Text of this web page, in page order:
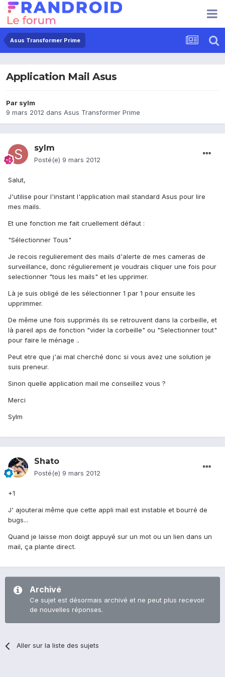
Asus Transformer Prime
Application Mail Asus
Par sylm
9 mars 2012 dans Asus Transformer Prime
sylm
Posté(e) 9 mars 2012
Salut,
J'utilise pour l'instant l'application mail standard Asus pour lire
mes mails.
Et une fonction me fait cruellement défaut :
"Sélectionner Tous"
Je recois regulierement des mails d'alerte de mes cameras de
surveillance, donc régulierement je voudrais cliquer une fois pour
selectionner "tous les mails" et les upprimer.
Là je suis obligé de les sélectionner 1 par 1 pour ensuite les
upprimmer.
De même une fois supprimés ils se retrouvent dans la corbeille, et
là pareil aps de fonction "vider la corbeille" ou "Selectionner tout"
pour faire le ménage ..
Peut etre que j'ai mal cherché donc si vous avez une solution je
suis preneur.
Sinon quelle application mail me conseillez vous ?
Merci
Sylm
Shato
Posté(e) 9 mars 2012
+1
J' ajouterai même que cette appli mail est instable et bourré de
bugs...
Quand je laisse mon doigt appuyé sur un mot ou un lien dans un
mail, ça plante direct.
Archivé
Ce sujet est désormais archivé et ne peut plus recevoir
de nouvelles réponses.
Aller sur la liste des sujets